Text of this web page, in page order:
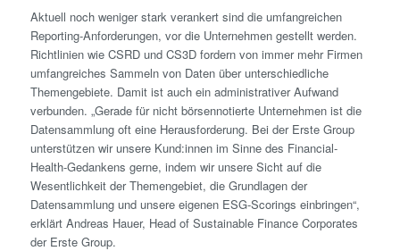
Aktuell noch weniger stark verankert sind die umfangreichen
Reporting-Anforderungen, vor die Unternehmen gestellt werden.
Richtlinien wie CSRD und CS3D fordern von immer mehr Firmen
umfangreiches Sammeln von Daten über unterschiedliche
Themengebiete. Damit ist auch ein administrativer Aufwand
verbunden. „Gerade für nicht börsennotierte Unternehmen ist die
Datensammlung oft eine Herausforderung. Bei der Erste Group
unterstützen wir unsere Kund:innen im Sinne des Financial-
Health-Gedankens gerne, indem wir unsere Sicht auf die
Wesentlichkeit der Themengebiet, die Grundlagen der
Datensammlung und unsere eigenen ESG-Scorings einbringen“,
erklärt Andreas Hauer, Head of Sustainable Finance Corporates
der Erste Group.